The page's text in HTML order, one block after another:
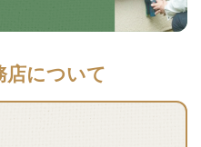
について